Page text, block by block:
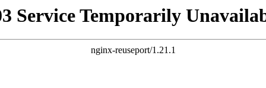
Service Temporarily
nginx-reuseport/1.21.1